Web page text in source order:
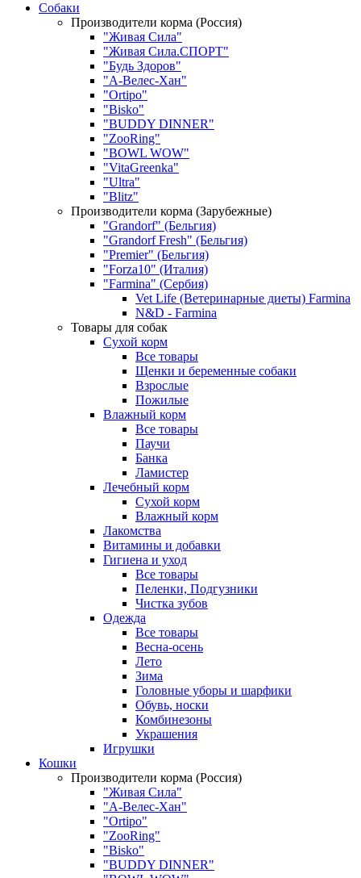
Собаки
Производители корма (Россия)
"Живая Сила"
"Живая Сила.СПОРТ"
"Будь Здоров"
"А-Велес-Хан"
"Ortipo"
"Bisko"
"BUDDY DINNER"
"ZooRing"
"BOWL WOW"
"VitaGreenka"
"Ultra"
"Blitz"
Производители корма (Зарубежные)
"Grandorf" (Бельгия)
"Grandorf Fresh" (Бельгия)
"Premier" (Бельгия)
"Forza10" (Италия)
"Farmina" (Сербия)
Vet Life (Ветеринарные диеты) Farmina
N&D - Farmina
Товары для собак
Сухой корм
Все товары
Щенки и беременные собаки
Взрослые
Пожилые
Влажный корм
Все товары
Паучи
Банка
Ламистер
Лечебный корм
Сухой корм
Влажный корм
Лакомства
Витамины и добавки
Гигиена и уход
Все товары
Пеленки, Подгузники
Чистка зубов
Одежда
Все товары
Весна-осень
Лето
Зима
Головные уборы и шарфики
Обувь, носки
Комбинезоны
Украшения
Игрушки
Кошки
Производители корма (Россия)
"Живая Сила"
"А-Велес-Хан"
"Ortipo"
"ZooRing"
"Bisko"
"BUDDY DINNER"